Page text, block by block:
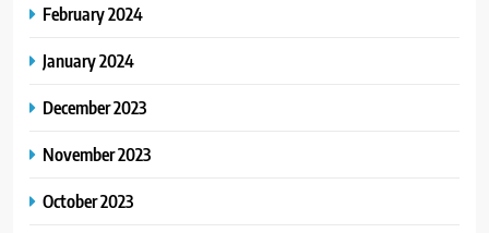
February 2024
January 2024
December 2023
November 2023
October 2023